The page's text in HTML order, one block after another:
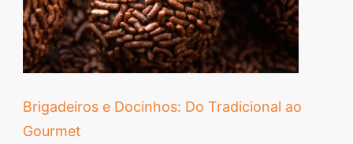
sobremesas de dar água
na boca? Nós temos
tudo o que você
site e descubra técnicas
Brigadeiros e Docinhos: Do Tradicional ao
Gourmet